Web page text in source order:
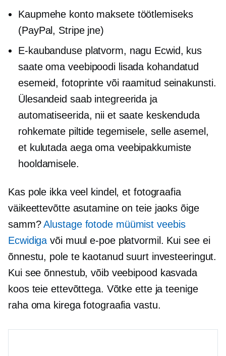
Kaupmehe konto maksete töötlemiseks
(PayPal, Stripe jne)
E-kaubanduse platvorm, nagu Ecwid, kus
saate oma veebipoodi lisada kohandatud
esemeid, fotoprinte või raamitud seinakunsti.
Ülesandeid saab integreerida ja
automatiseerida, nii et saate keskenduda
rohkemate piltide tegemisele, selle asemel,
et kulutada aega oma veebipakkumiste
hooldamisele.
Kas pole ikka veel kindel, et fotograafia
väikeettevõtte asutamine on teie jaoks õige
samm?Alustage fotode müümist veebis
Ecwidiga või muul e-poe platvormil. Kui see ei
õnnestu, pole te kaotanud suurt investeeringut.
Kui see õnnestub, võib veebipood kasvada
koos teie ettevõttega. Võtke ette ja teenige
raha oma kirega fotograafia vastu.